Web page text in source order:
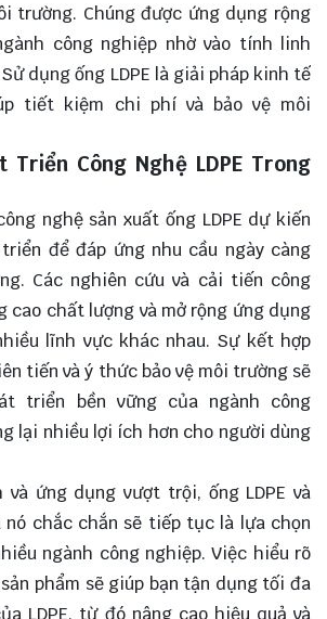
trường. Chúng được ứng dụng rộng
công nghiệp nhờ vào tính linh
dụng ống LDPE là giải pháp kinh tế
tiết kiệm chi phí và bảo vệ môi
Triển Công Nghệ LDPE Trong
nghệ sản xuất ống LDPE dự kiến
để đáp ứng nhu cầu ngày càng
Các nghiên cứu và cải tiến công
cao chất lượng và mở rộng ứng dụng
lĩnh vực khác nhau. Sự kết hợp
tiến và ý thức bảo vệ môi trường sẽ
triển bền vững của ngành công
lại nhiều lợi ích hơn cho người dùng
ứng dụng vượt trội, ống LDPE và
nó chắc chắn sẽ tiếp tục là lựa chọn
ngành công nghiệp. Việc hiểu rõ
phẩm sẽ giúp bạn tận dụng tối đa
LDPE, từ đó nâng cao hiệu quả và